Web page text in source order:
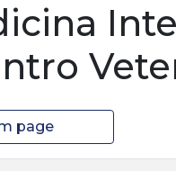
page